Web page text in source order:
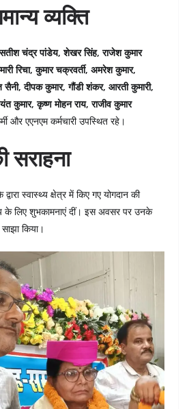
व्यक्ति
चंद्र पांडेय, शेखर सिंह, राजेश कुमार
रिचा, कुमार चक्रवर्ती, अमरेश कुमार,
दीपक कुमार, गौंडी शंकर, आरती कुमारी,
कुमार, कृष्ण मोहन राय, राजीव कुमार
और एएनएम कर्मचारी उपस्थित रहे।
सराहना
स्वास्थ्य क्षेत्र में किए गए योगदान की
के लिए शुभकामनाएं दीं। इस अवसर पर उनके
किया।